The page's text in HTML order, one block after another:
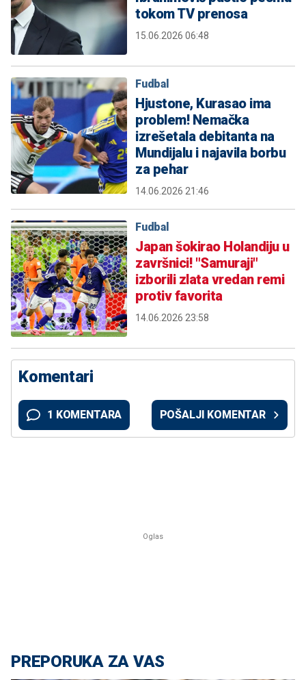
tokom TV prenosa
15.06.2026 06:48
Fudbal
Hjustone, Kurasao ima
problem! Nemačka
izrešetala debitanta na
Mundijalu i najavila borbu
za pehar
14.06.2026 21:46
Fudbal
Japan šokirao Holandiju u
završnici! "Samuraji"
izborili zlata vredan remi
protiv favorita
14.06.2026 23:58
Komentari
1 KOMENTARA POŠALJI KOMENTAR
PREPORUKA ZA VAS